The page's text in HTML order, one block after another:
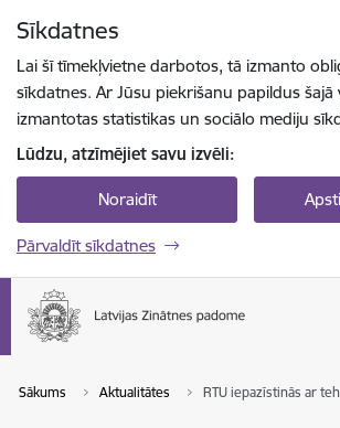
Sīkdatnes
Lai šī tīmekļvietne darbotos, tā izmanto
sīkdatnes. Ar Jūsu piekrišanu papildus
izmantotas statistikas un sociālo mediju
Lūdzu, atzīmējiet savu izvēli:
Noraidīt
Pārvaldīt sīkdatnes
Sākums Aktualitātes RTU iepazīstinās ar